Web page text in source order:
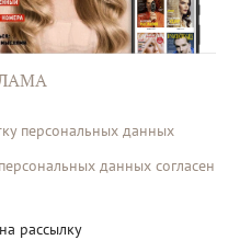
персональных данных
данных согласен
рассылку